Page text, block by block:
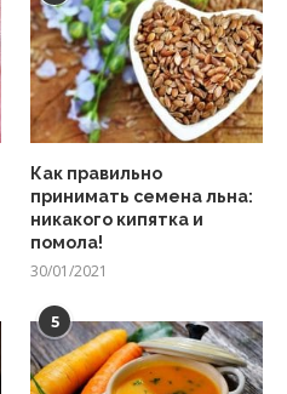
Как правильно
принимать семена льна:
никакого кипятка и
помола!
30/01/2021
5